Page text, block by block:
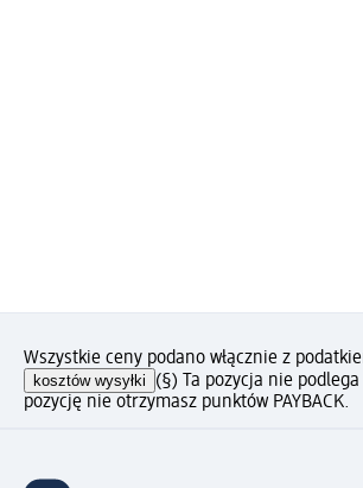
Wszystkie ceny podano włącznie z
kosztów wysyłki (§) Ta pozycja nie
pozycję nie otrzymasz punktów PAYBACK.